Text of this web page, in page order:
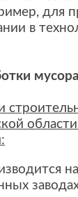
для
в
на